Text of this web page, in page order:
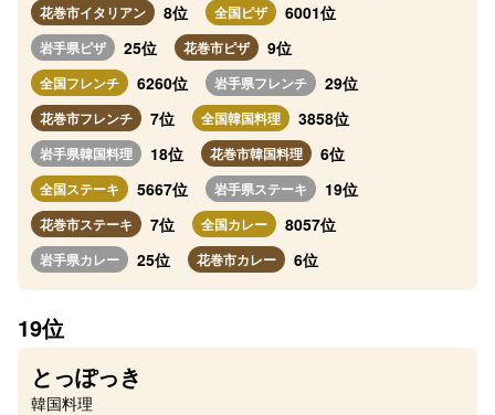
花巻市イタリアン 8位 全国ピザ 6001位
岩手県ピザ 25位 花巻市ピザ 9位
全国フレンチ 6260位 岩手県フレンチ 29位
花巻市フレンチ 7位 全国韓国料理 3858位
岩手県韓国料理 18位 花巻市韓国料理 6位
全国ステーキ 5667位 岩手県ステーキ 19位
花巻市ステーキ 7位 全国カレー 8057位
岩手県カレー 25位 花巻市カレー 6位
19位
とっぽっき
韓国料理